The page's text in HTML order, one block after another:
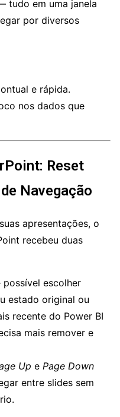
tudo em uma janela
por diversos
e rápida.
nos dados que
Reset
Navegação
apresentações, o
recebeu duas
possível escolher
estado original ou
recente do Power BI
mais remover e
Up e Page Down
entre slides sem